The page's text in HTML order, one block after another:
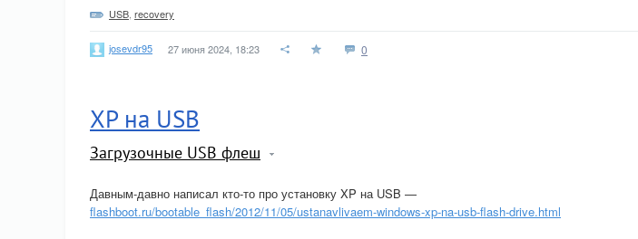
USB recovery
josevdr95 27 июня 2024, 18:23 0
XP на USB
Загрузочные USB флеш
Давным-давно написал кто-то про установку XP на USB —
flashboot.ru/bootable_flash/2012/11/05/ustanavlivaem-windows-xp-na-usb-flash-drive.html